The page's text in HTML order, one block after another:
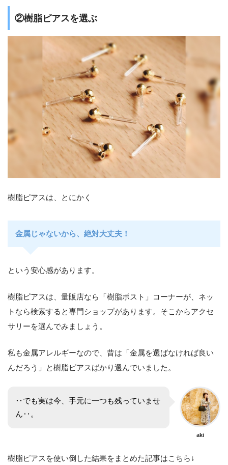
②樹脂ピアスを選ぶ
樹脂ピアスは、とにかく
金属じゃないから、絶対大丈夫！
という安心感があります。
樹脂ピアスは、量販店なら「樹脂ポスト」コーナーが、ネッ
トなら検索すると専門ショップがあります。そこからアクセ
サリーを選んでみましょう。
私も金属アレルギーなので、昔は「金属を選ばなければ良い
んだろう」と樹脂ピアスばかり選んでいました。
‥でも実は今、手元に一つも残っていませ
ん‥。
aki
樹脂ピアスを使い倒した結果をまとめた記事はこちら↓